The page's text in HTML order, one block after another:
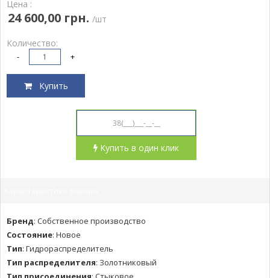
Цена :
24 600,00 грн. /шт
Количество:
- +
Купить
Купить в один клик
Бренд: Собственное производство
Состояние: Новое
Тип: Гидрораспределитель
Тип распределителя: Золотниковый